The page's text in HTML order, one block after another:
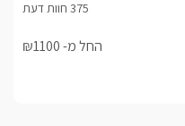
החל מ- ₪1100